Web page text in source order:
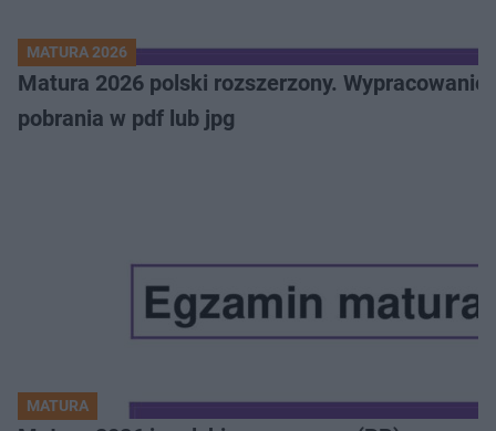
MATURA 2026
Matura 2026 polski rozszerzony.
pobrania w pdf lub jpg
MATURA